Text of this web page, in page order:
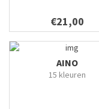
€21,00
AINO
15 kleuren